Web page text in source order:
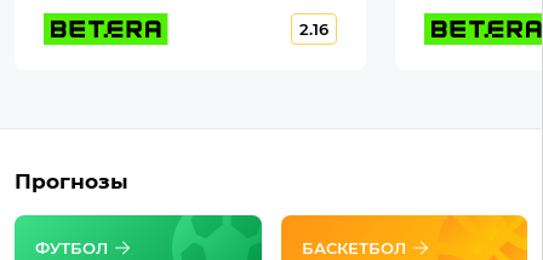
2.16
Прогнозы
ФУТБОЛ БАСКЕТБОЛ